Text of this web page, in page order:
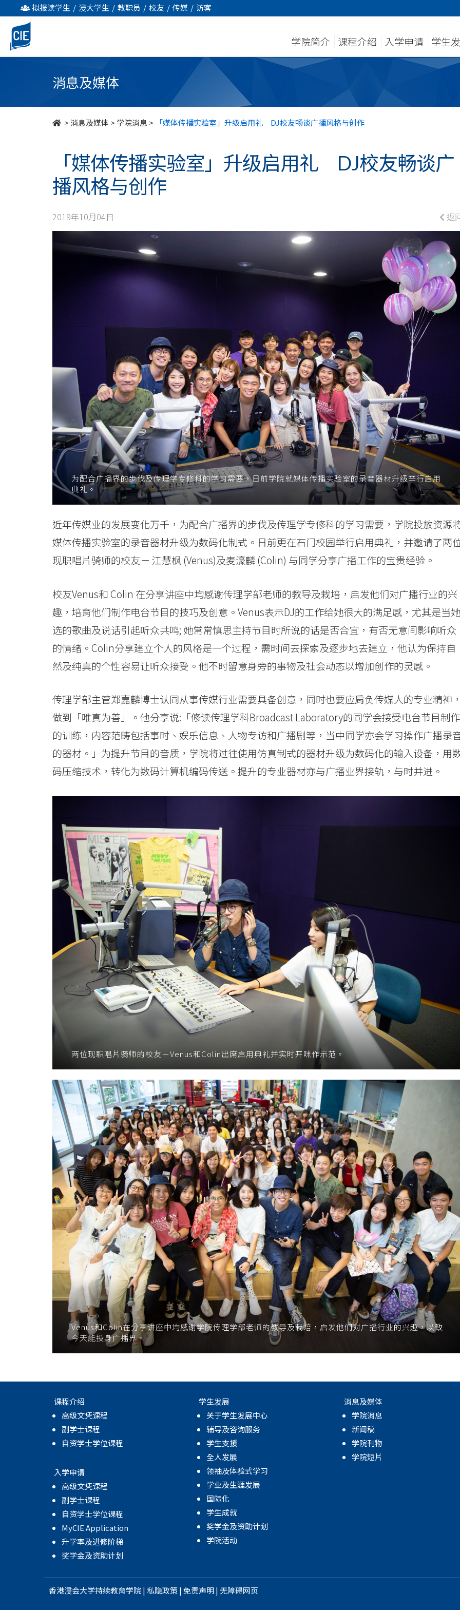
「媒
体
传
拟报读学生 / 浸大学生 / 教职员 / 校友 / 传媒 / 访客
学院简介 课程介绍 入学申请 学生
消息及媒体
>消息及媒体 >学院消息 > 「媒体传播实验室」升级启用礼 DJ校友畅谈广播风格与创作
「媒体传播实验室」升级启用礼 DJ校友畅谈广
播风格与创作
2019年10月04日 返
为配合广播界的步伐及传理学专修科的学习需要，日前学院就媒体传播实验室的录音器材升级举行启用
典礼。
近年传媒业的发展变化万千，为配合广播界的步伐及传理学专修科的学习需要，学院投放资源
媒体传播实验室的录音器材升级为数码化制式。日前更在石门校园举行启用典礼，并邀请了两
现职唱片骑师的校友－ 江慧枫 (Venus)及麦濠麟 (Colin) 与同学分享广播工作的宝贵经验。
校友Venus和 Colin 在分享讲座中均感谢传理学部老师的教导及栽培，启发他们对广播行业的兴
趣，培育他们制作电台节目的技巧及创意。Venus表示DJ的工作给她很大的满足感，尤其是当她
选的歌曲及说话引起听众共鸣; 她常常慎思主持节目时所说的话是否合宜，有否无意间影响听众
的情绪。Colin分享建立个人的风格是一个过程，需时间去探索及逐步地去建立，他认为保持自
然及纯真的个性容易让听众接受。他不时留意身旁的事物及社会动态以增加创作的灵感。
传理学部主管郑嘉麟博士认同从事传媒行业需要具备创意，同时也要应肩负传媒人的专业精神，
做到「唯真为善」。他分享说:「修读传理学科Broadcast Laboratory的同学会接受电台节目制作
的训练，内容范畴包括事时、娱乐信息、人物专访和广播剧等，当中同学亦会学习操作广播录
的器材。」为提升节目的音质，学院将过往使用仿真制式的器材升级为数码化的输入设备，用
码压缩技术，转化为数码计算机编码传送。提升的专业器材亦与广播业界接轨，与时并进。
两位现职唱片骑师的校友－Venus和Colin出席启用典礼并实时开咪作示范。
Venus和Colin在分享讲座中均感谢学院传理学部老师的教导及栽培，启发他们对广播行业的兴趣，以致
今天能投身广播界。
课程介绍
高级文凭课程
副学士课程
自资学士学位课程
入学申请
高级文凭课程
副学士课程
自资学士学位课程
MyCIE Application
升学率及进修阶梯
奖学金及资助计划
学生发展
关于学生发展中心
辅导及咨询服务
学生支援
全人发展
领袖及体验式学习
学业及生涯发展
国际化
学生成就
奖学金及资助计划
学院活动
消息及媒体
学院消息
新闻稿
学院刊物
学院短片
香港浸会大学持续教育学院| 私隐政策|免责声明|无障碍网页